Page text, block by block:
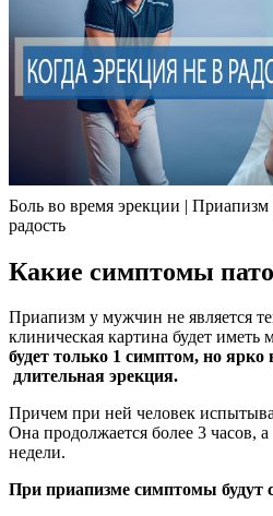
Боль во время эрекции | Приапизм
радость
Какие симптомы
Приапизм у мужчин не является
клиническая картина будет иметь
будет только 1 симптом, но
длительная эрекция.
Причем при ней человек
Она продолжается более 3 часов,
недели.
При приапизме симптомы будут